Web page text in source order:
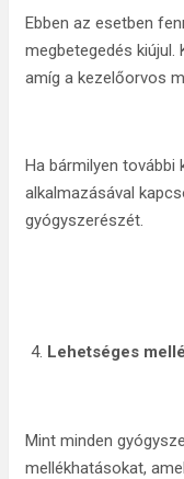
Ebben az esetben
megbetegedés kiújul.
amíg a kezelőorvos
Ha bármilyen további
alkalmazásával
gyógyszerészét.
Lehetséges
Mint minden
mellékhatásokat,